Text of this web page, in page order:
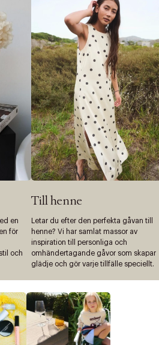
en
för
och
Till henne
Letar du efter den perfekta gåvan till
henne? Vi har samlat massor av
inspiration till personliga och
omhändertagande gåvor som skapar
glädje och gör varje tillfälle speciellt.